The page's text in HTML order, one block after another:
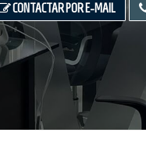
CONTACTAR POR E-MAIL